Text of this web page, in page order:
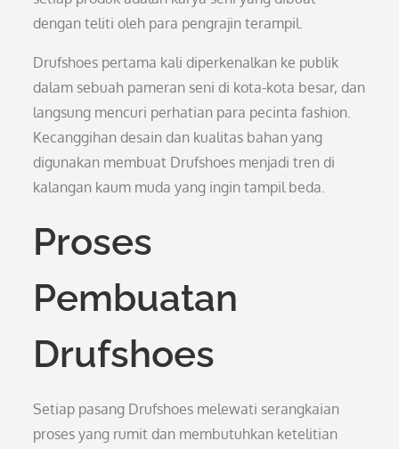
dengan teliti oleh para pengrajin terampil.
Drufshoes pertama kali diperkenalkan ke publik
dalam sebuah pameran seni di kota-kota besar, dan
langsung mencuri perhatian para pecinta fashion.
Kecanggihan desain dan kualitas bahan yang
digunakan membuat Drufshoes menjadi tren di
kalangan kaum muda yang ingin tampil beda.
Proses
Pembuatan
Drufshoes
Setiap pasang Drufshoes melewati serangkaian
proses yang rumit dan membutuhkan ketelitian